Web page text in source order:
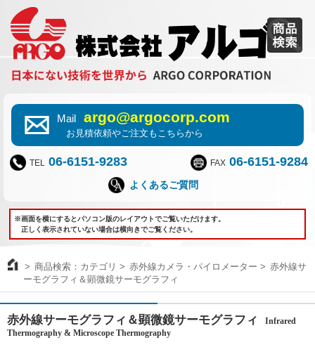
Mail argo@argocorp.com
お見積依頼やご注文もこちらから
TEL 06-6151-9283 FAX 06-6151-9284
よくあるご質問
※画面を横にするとパソコン版のレイアウトでご覧いただけます。
正しく表示されていない場合は横向きでご覧ください。
商品検索：カテゴリ 赤外線カメラ・パイロメーター
赤外線サ
ーモグラフィ＆顕微鏡サーモグラフィ
赤外線サーモグラフィ＆顕微鏡サーモグラフィ
Infrared
Thermography & Microscope Thermography